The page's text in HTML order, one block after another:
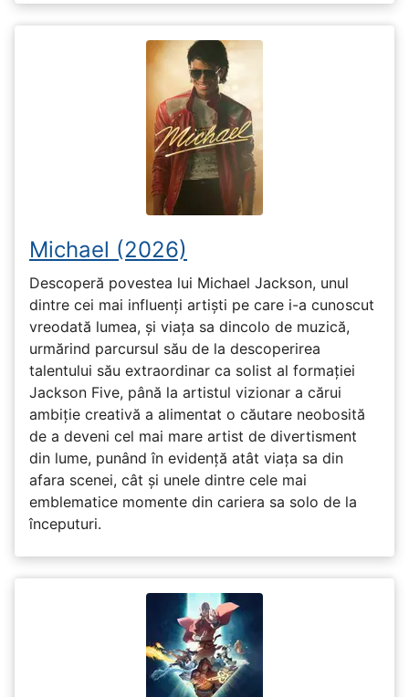
Michael (2026)
Descoperă povestea lui Michael Jackson, unul
dintre cei mai influenți artiști pe care i-a cunoscut
vreodată lumea, și viața sa dincolo de muzică,
urmărind parcursul său de la descoperirea
talentului său extraordinar ca solist al formației
Jackson Five, până la artistul vizionar a cărui
ambiție creativă a alimentat o căutare neobosită
de a deveni cel mai mare artist de divertisment
din lume, punând în evidență atât viața sa din
afara scenei, cât și unele dintre cele mai
emblematice momente din cariera sa solo de la
începuturi.